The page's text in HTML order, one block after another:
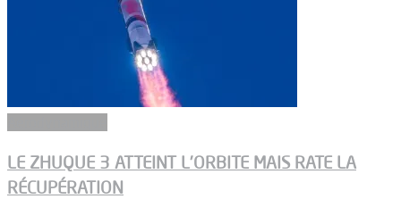
LE ZHUQUE 3 ATTEINT L’ORBITE MAIS RATE LA
RÉCUPÉRATION